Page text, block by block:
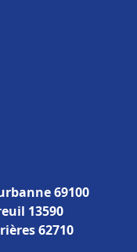
69100
13590
62710